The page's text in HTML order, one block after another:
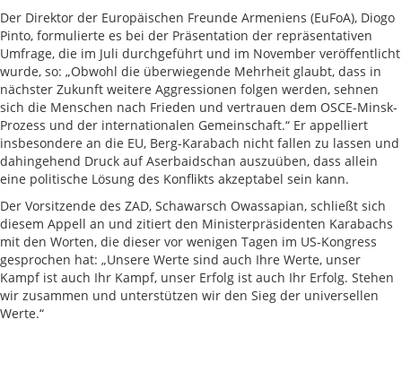
Der Direktor der Europäischen Freunde Armeniens (EuFoA), Diogo
Pinto, formulierte es bei der Präsentation der repräsentativen
Umfrage, die im Juli durchgeführt und im November veröffentlicht
wurde, so: „Obwohl die überwiegende Mehrheit glaubt, dass in
nächster Zukunft weitere Aggressionen folgen werden, sehnen
sich die Menschen nach Frieden und vertrauen dem OSCE-Minsk-
Prozess und der internationalen Gemeinschaft.“ Er appelliert
insbesondere an die EU, Berg-Karabach nicht fallen zu lassen und
dahingehend Druck auf Aserbaidschan auszuüben, dass allein
eine politische Lösung des Konflikts akzeptabel sein kann.
Der Vorsitzende des ZAD, Schawarsch Owassapian, schließt sich
diesem Appell an und zitiert den Ministerpräsidenten Karabachs
mit den Worten, die dieser vor wenigen Tagen im US-Kongress
gesprochen hat: „Unsere Werte sind auch Ihre Werte, unser
Kampf ist auch Ihr Kampf, unser Erfolg ist auch Ihr Erfolg. Stehen
wir zusammen und unterstützen wir den Sieg der universellen
Werte.“